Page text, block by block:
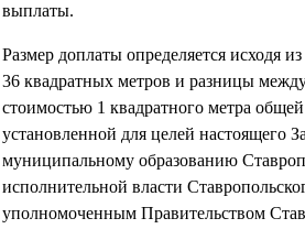
выплаты.
Размер доплаты определяется исходя
36 квадратных метров и разницы
стоимостью 1 квадратного метра
установленной для целей настоящего
муниципальному образованию
исполнительной власти
уполномоченным Правительством